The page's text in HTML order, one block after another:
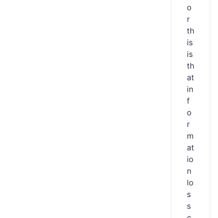
o
r
th
is
is
th
at
in
f
o
r
m
at
io
n
lo
s
s